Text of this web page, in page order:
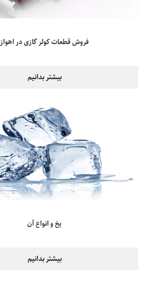
فروش قطعات کولر گازی در اهواز
بیشتر بدانیم
یخ و انواع آن
بیشتر بدانیم